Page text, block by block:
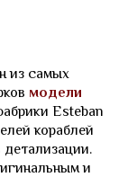
из самых
модели
Esteban
кораблей
детализации.
и